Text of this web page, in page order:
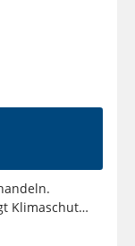
Klimaschutz!